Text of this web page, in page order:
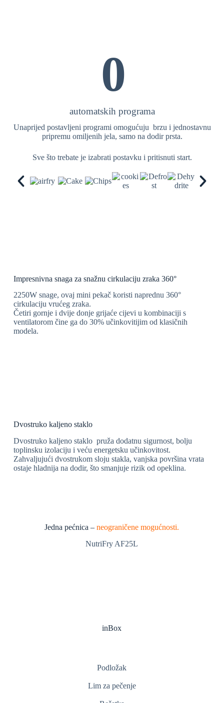
automatskih programa
0
Unaprijed postavljeni programi omogućuju brzu i jednostavnu
pripremu omiljenih jela, samo na dodir prsta.
Sve što trebate je izabrati postavku i pritisnuti start.
Impresnivna snaga za snažnu cirkulaciju zraka 360°
2250W snage, ovaj mini pekač koristi naprednu 360°
cirkulaciju vrućeg zraka.
Četiri gornje i dvije donje grijaće cijevi u kombinaciji s
ventilatorom čine ga do 30% učinkovitijim od klasičnih
modela.
Dvostruko kaljeno staklo
Dvostruko kaljeno staklo pruža dodatnu sigurnost, bolju
toplinsku izolaciju i veću energetsku učinkovitost.
Zahvaljujući dvostrukom sloju stakla, vanjska površina vrata
ostaje hladnija na dodir, što smanjuje rizik od opeklina.
Jedna pećnica –neograničene mogućnosti.
NutriFry AF25L
inBox
Podložak
Lim za pečenje